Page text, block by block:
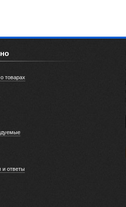
товарах
и ответы